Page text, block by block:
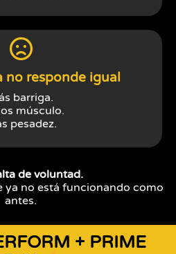
no responde igual
barriga.
músculo.
pesadez.
de voluntad.
ya no está funcionando como
antes.
+ PRIME